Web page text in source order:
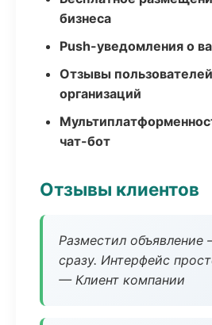
бизнеса
Push-уведомления о
Отзывы
организаций
чат-бот
Отзывы клиентов
Разместил объявление
сразу. Интерфейс
— Клиент компании